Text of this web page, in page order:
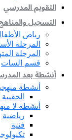
التقويم المدرسي
التسجيل والمناهج
رياض الأطفال
المرحلة
المرحلة
قسم السات
أنشطة بعد
أنشطة
أنشطة لا
رياضية
فنية